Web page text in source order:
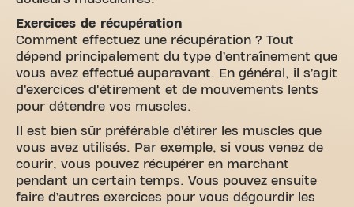
Exercices de récupération
Comment effectuez une récupération ? Tout
dépend principalement du type d’entraînement que
vous avez effectué auparavant. En général, il s’agit
d’exercices d'étirement et de mouvements lents
pour détendre vos muscles.
Il est bien sûr préférable d’étirer les muscles que
vous avez utilisés. Par exemple, si vous venez de
courir, vous pouvez récupérer en marchant
pendant un certain temps. Vous pouvez ensuite
faire d’autres exercices pour vous dégourdir les